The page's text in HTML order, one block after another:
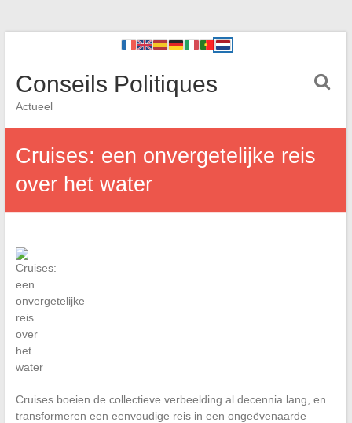
Conseils Politiques
Actueel
Cruises: een onvergetelijke reis
over het water
Cruises boeien de collectieve verbeelding al decennia lang, en
transformeren een eenvoudige reis in een ongeëvenaarde